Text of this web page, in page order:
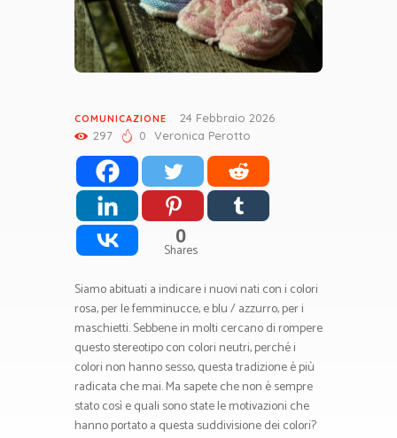
COMUNICAZIONE
24 Febbraio 2026
297
0 Veronica Perotto
0
Shares
Siamo abituati a indicare i nuovi nati con i colori
rosa, per le femminucce, e blu / azzurro, per i
maschietti. Sebbene in molti cercano di rompere
questo stereotipo con colori neutri, perché i
colori non hanno sesso, questa tradizione è più
radicata che mai. Ma sapete che non è sempre
stato così e quali sono state le motivazioni che
hanno portato a questa suddivisione dei colori?